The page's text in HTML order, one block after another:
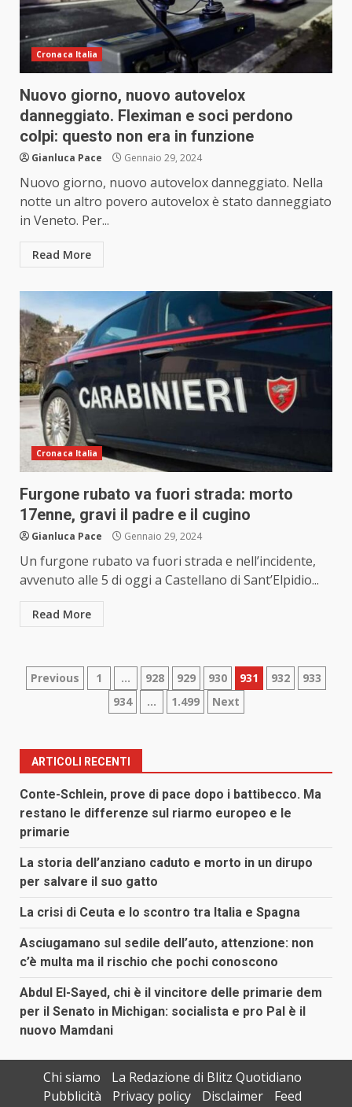
Cronaca Italia
Nuovo giorno, nuovo autovelox
danneggiato. Fleximan e soci perdono
colpi: questo non era in funzione
Gianluca Pace Gennaio 29, 2024
Nuovo giorno, nuovo autovelox danneggiato. Nella
notte un altro povero autovelox è stato danneggiato
in Veneto. Per...
Read More
Cronaca Italia
Furgone rubato va fuori strada: morto
17enne, gravi il padre e il cugino
Gianluca Pace Gennaio 29, 2024
Un furgone rubato va fuori strada e nell’incidente,
avvenuto alle 5 di oggi a Castellano di Sant’Elpidio...
Read More
Paginazione
articoli
Previous 1 … 928 929 930 931 932
933
934
… 1.499 Next
ARTICOLI RECENTI
Conte-Schlein, prove di pace dopo i battibecco. Ma
restano le differenze sul riarmo europeo e le
primarie
La storia dell’anziano caduto e morto in un dirupo
per salvare il suo gatto
La crisi di Ceuta e lo scontro tra Italia e Spagna
Asciugamano sul sedile dell’auto, attenzione: non
c’è multa ma il rischio che pochi conoscono
Abdul El-Sayed, chi è il vincitore delle primarie dem
per il Senato in Michigan: socialista e pro Pal è il
nuovo Mamdani
Chi siamo
La Redazione di Blitz Quotidiano
Pubblicità
Privacy policy Disclaimer Feed